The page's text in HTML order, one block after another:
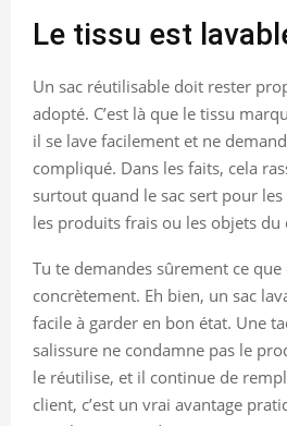
Le tissu est
Un sac réutilisable doit rester
adopté. C’est là que le tissu
il se lave facilement et ne
compliqué. Dans les faits, cela
surtout quand le sac sert pour
les produits frais ou les objets du
Tu te demandes sûrement ce que
concrètement. Eh bien, un sac
facile à garder en bon état. Une
salissure ne condamne pas le
le réutilise, et il continue de
client, c’est un vrai avantage